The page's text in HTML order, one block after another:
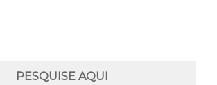
PESQUISE AQUI